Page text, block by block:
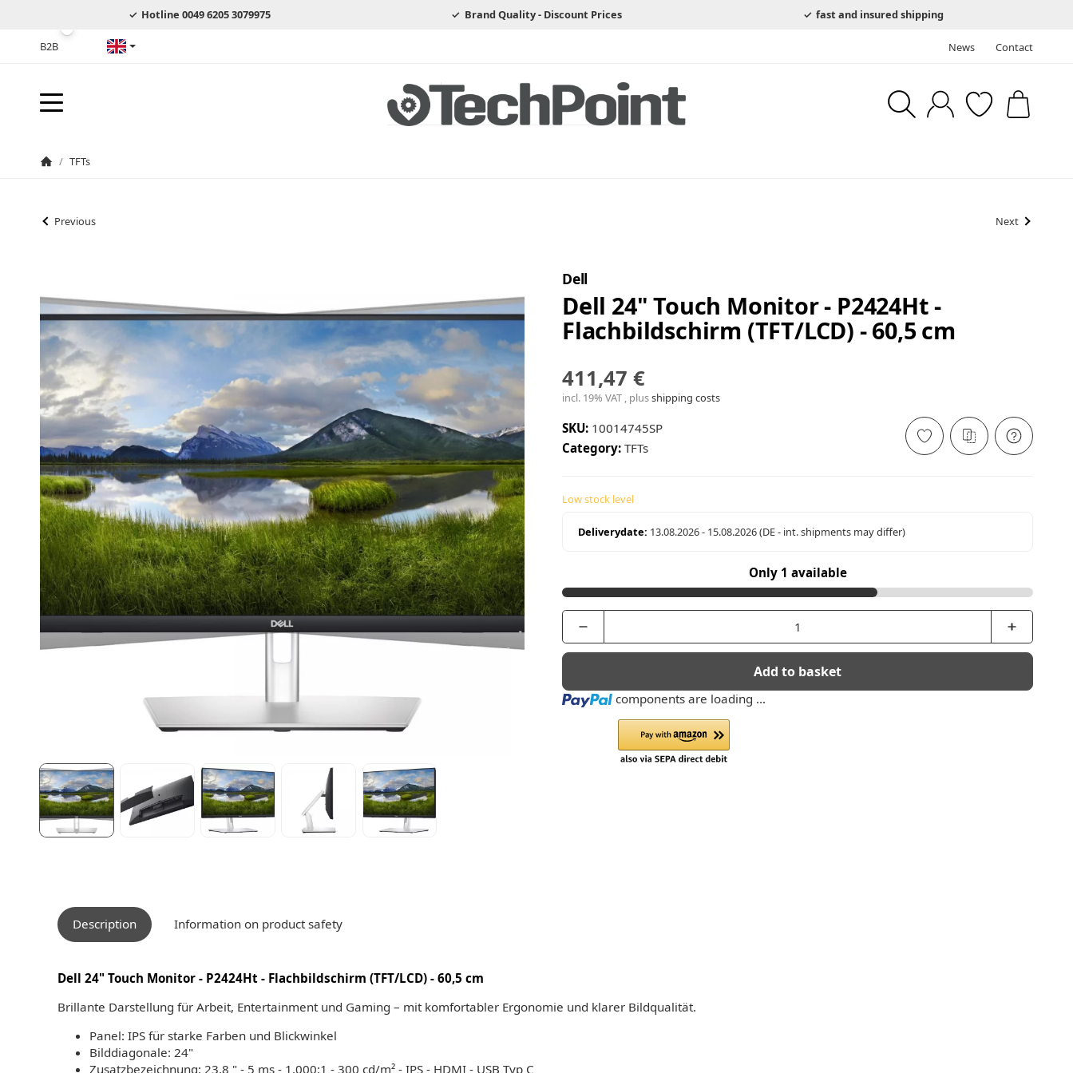
Hotline 0049 6205 3079975 Brand Quality - Discount Prices fast and insured shipping
B2B English News Contact
/ TFTs
Previous Next
Dell
Dell 24" Touch Monitor - P2424Ht -
Flachbildschirm (TFT/LCD) - 60,5 cm
411,47 €
incl. 19% VAT , plusshipping costs
SKU: 10014745SP
Category: TFTs
Low stock level
Deliverydate: 13.08.2026 - 15.08.2026(DE - int. shipments may differ)
Only 1 available
Add to basket
Loading...components are loading ...
Description Information on product safety
Dell 24" Touch Monitor - P2424Ht - Flachbildschirm (TFT/LCD) - 60,5 cm
Brillante Darstellung für Arbeit, Entertainment und Gaming – mit komfortabler Ergonomie und klarer Bildqualität.
Panel: IPS für starke Farben und Blickwinkel
Bilddiagonale: 24"
Zusatzbezeichnung: 23,8 " - 5 ms - 1.000:1 - 300 cd/m² - IPS - HDMI - USB Typ C